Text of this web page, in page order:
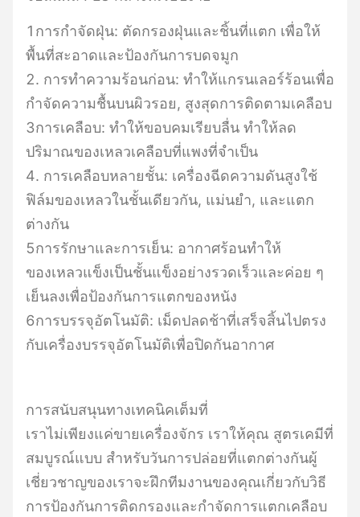
1การกําจัดฝุ่น: ตัดกรองฝุ่นและชิ้นที่แตก เพื่อให้
พื้นที่สะอาดและป้องกันการบดจมูก
2. การทําความร้อนก่อน: ทําให้แกรนเลอร์ร้อนเพื่อ
กําจัดความชื้นบนผิวรอย, สูงสุดการติดตามเคลือบ
3การเคลือบ: ทําให้ขอบคมเรียบลื่น ทําให้ลด
ปริมาณของเหลวเคลือบที่แพงที่จําเป็น
4. การเคลือบหลายชั้น: เครื่องฉีดความดันสูงใช้
ฟิล์มของเหลวในชั้นเดียวกัน, แม่นยํา, และแตก
ต่างกัน
5การรักษาและการเย็น: อากาศร้อนทําให้
ของเหลวแข็งเป็นชั้นแข็งอย่างรวดเร็วและค่อย ๆ
เย็นลงเพื่อป้องกันการแตกของหนัง
6การบรรจุอัตโนมัติ: เม็ดปลดช้าที่เสร็จสิ้นไปตรง
กับเครื่องบรรจุอัตโนมัติเพื่อปิดกันอากาศ
การสนับสนุนทางเทคนิคเต็มที่
เราไม่เพียงแค่ขายเครื่องจักร เราให้คุณ สูตรเคมีที่
สมบูรณ์แบบ สําหรับวันการปล่อยที่แตกต่างกันผู้
เชี่ยวชาญของเราจะฝึกทีมงานของคุณเกี่ยวกับวิธี
การป้องกันการติดกรองและกําจัดการแตกเคลือบ